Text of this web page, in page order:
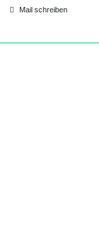
Mail schreiben